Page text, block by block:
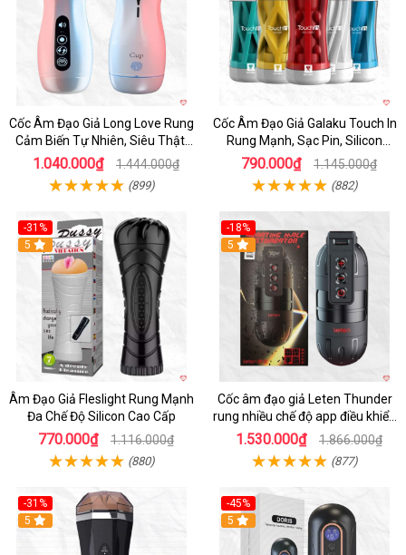
Cốc Âm Đạo Giả Long Love Rung
Cảm Biến Tự Nhiên, Siêu Thật,
Sướng
1.040.000₫ 1.444.000₫
(899)
Cốc Âm Đạo Giả Galaku Touch In
Rung Mạnh, Sạc Pin, Silicon
Mềm
790.000₫ 1.145.000₫
(882)
-31%
5
Âm Đạo Giả Fleslight Rung Mạnh
Đa Chế Độ Silicon Cao Cấp
770.000₫ 1.116.000₫
(880)
-18%
5
Cốc âm đạo giả Leten Thunder
rung nhiều chế độ app điều khiển
tiện lợi
1.530.000₫ 1.866.000₫
(877)
-31%
5
-45%
Hot
5